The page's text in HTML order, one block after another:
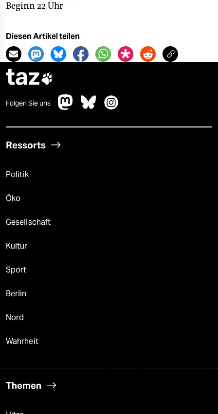
Beginn 22 Uhr
Diesen Artikel teilen
taz
Folgen Sie uns
Ressorts
Politik
Öko
Gesellschaft
Kultur
Sport
Berlin
Nord
Wahrheit
Themen